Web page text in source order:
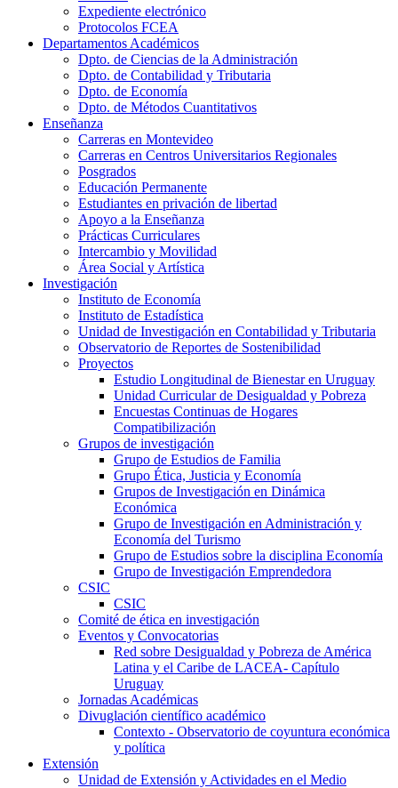
Expediente electrónico
Protocolos FCEA
Departamentos Académicos
Dpto. de Ciencias de la Administración
Dpto. de Contabilidad y Tributaria
Dpto. de Economía
Dpto. de Métodos Cuantitativos
Enseñanza
Carreras en Montevideo
Carreras en Centros Universitarios Regionales
Posgrados
Educación Permanente
Estudiantes en privación de libertad
Apoyo a la Enseñanza
Prácticas Curriculares
Intercambio y Movilidad
Área Social y Artística
Investigación
Instituto de Economía
Instituto de Estadística
Unidad de Investigación en Contabilidad y Tributaria
Observatorio de Reportes de Sostenibilidad
Proyectos
Estudio Longitudinal de Bienestar en Uruguay
Unidad Curricular de Desigualdad y Pobreza
Encuestas Continuas de Hogares
Compatibilización
Grupos de investigación
Grupo de Estudios de Familia
Grupo Ética, Justicia y Economía
Grupos de Investigación en Dinámica
Económica
Grupo de Investigación en Administración y
Economía del Turismo
Grupo de Estudios sobre la disciplina Economía
Grupo de Investigación Emprendedora
CSIC
CSIC
Comité de ética en investigación
Eventos y Convocatorias
Red sobre Desigualdad y Pobreza de América
Latina y el Caribe de LACEA- Capítulo
Uruguay
Jornadas Académicas
Divuglación científico académico
Contexto - Observatorio de coyuntura económica
y política
Extensión
Unidad de Extensión y Actividades en el Medio